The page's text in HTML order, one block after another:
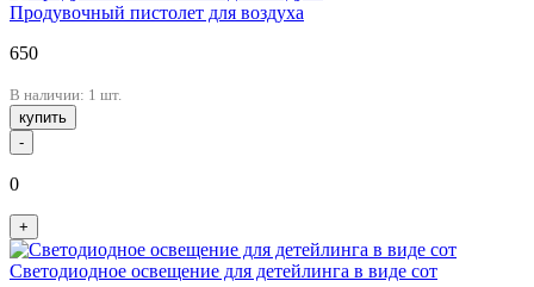
Продувочный пистолет для воздуха
650
В наличии: 1 шт.
купить
-
0
+
Светодиодное освещение для детейлинга в виде сот